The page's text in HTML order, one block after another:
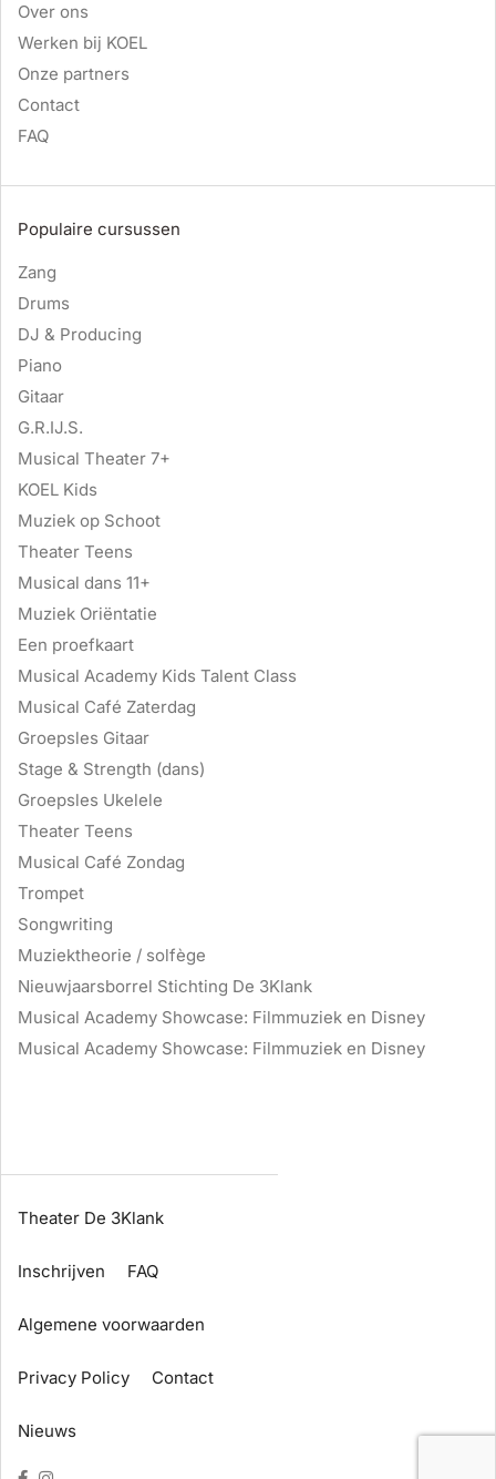
Over ons
Werken bij KOEL
Onze partners
Contact
FAQ
Populaire cursussen
Zang
Drums
DJ & Producing
Piano
Gitaar
G.R.IJ.S.
Musical Theater 7+
KOEL Kids
Muziek op Schoot
Theater Teens
Musical dans 11+
Muziek Oriëntatie
Een proefkaart
Musical Academy Kids Talent Class
Musical Café Zaterdag
Groepsles Gitaar
Stage & Strength (dans)
Groepsles Ukelele
Theater Teens
Musical Café Zondag
Trompet
Songwriting
Muziektheorie / solfège
Nieuwjaarsborrel Stichting De 3Klank
Musical Academy Showcase: Filmmuziek en Disney
Musical Academy Showcase: Filmmuziek en Disney
Theater De 3Klank
Inschrijven FAQ
Algemene voorwaarden
Privacy Policy Contact
Nieuws